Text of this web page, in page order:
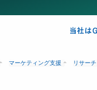
マーケティング支援 リサーチ